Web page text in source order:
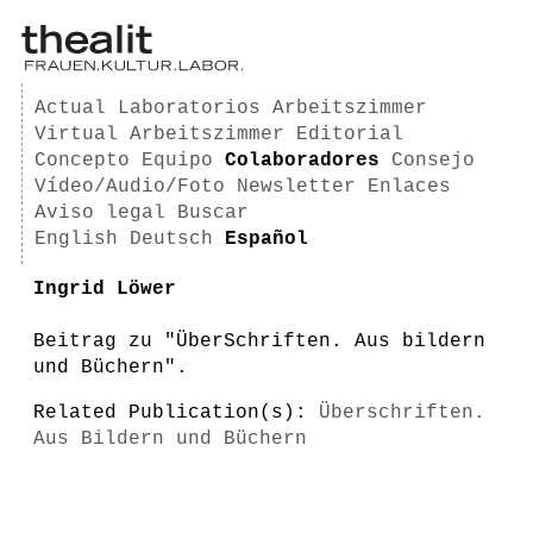
Actual Laboratorios
Arbeitszimmer
Virtual Arbeitszimmer
Editorial
Concepto
Equipo Colaboradores
Consejo
Vídeo/Audio/Foto
Newsletter
Enlaces
Aviso legal
Buscar
English
Deutsch Español
Ingrid Löwer
Beitrag zu "ÜberSchriften. Aus bildern
und Büchern".
Related Publication(s): Überschriften.
Aus Bildern und Büchern